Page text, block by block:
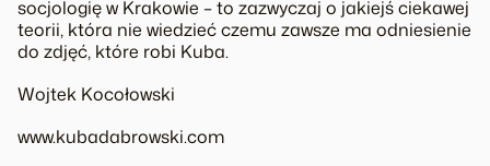
socjologię w Krakowie – to zazwyczaj o jakiejś ciekawej
teorii, która nie wiedzieć czemu zawsze ma odniesienie
do zdjęć, które robi Kuba.
Wojtek Kocołowski
www.kubadabrowski.com